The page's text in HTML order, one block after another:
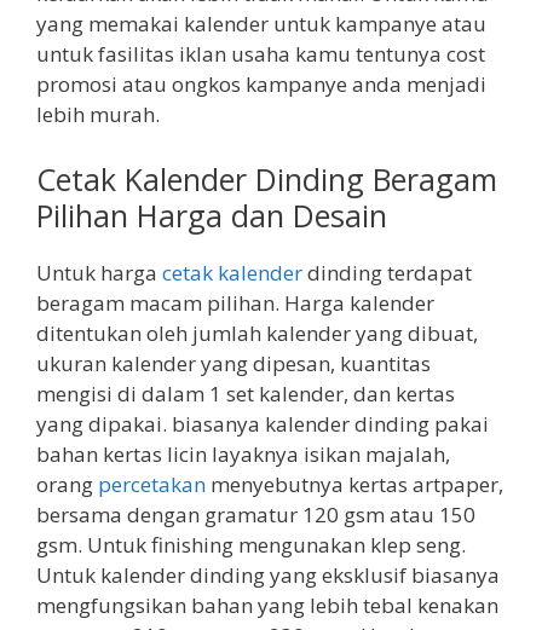
yang memakai kalender untuk kampanye atau
untuk fasilitas iklan usaha kamu tentunya cost
promosi atau ongkos kampanye anda menjadi
lebih murah.
Cetak Kalender Dinding Beragam
Pilihan Harga dan Desain
Untuk harga cetak kalenderdinding terdapat
beragam macam pilihan. Harga kalender
ditentukan oleh jumlah kalender yang dibuat,
ukuran kalender yang dipesan, kuantitas
mengisi di dalam 1 set kalender, dan kertas
yang dipakai. biasanya kalender dinding pakai
bahan kertas licin layaknya isikan majalah,
orang percetakan menyebutnya kertas artpaper,
bersama dengan gramatur 120 gsm atau 150
gsm. Untuk finishing mengunakan klep seng.
Untuk kalender dinding yang eksklusif biasanya
mengfungsikan bahan yang lebih tebal kenakan